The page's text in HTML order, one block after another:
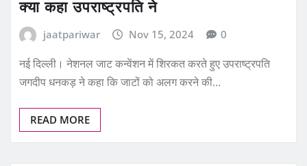
क्या कहा उपराष्ट्रपति ने
jaatpariwar Nov 15, 2024 0
नई दिल्ली। नेशनल जाट कन्वेंशन में शिरकत करते हुए उपराष्ट्रपति
जगदीप धनकड़ ने कहा कि जाटों को अलग करने की…
READ MORE